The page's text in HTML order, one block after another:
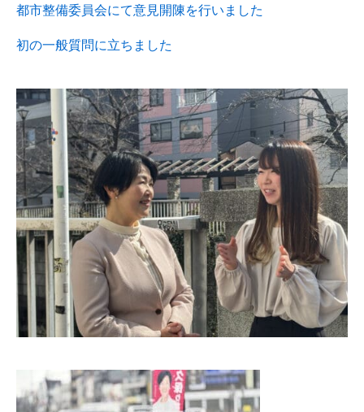
都市整備委員会にて意見開陳を行いました
初の一般質問に立ちました